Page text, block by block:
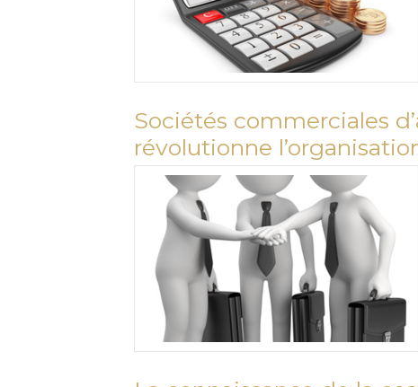
Sociétés commerciales
révolutionne